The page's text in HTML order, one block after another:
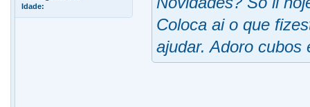
Idade:
Coloca ai o que
ajudar. Adoro